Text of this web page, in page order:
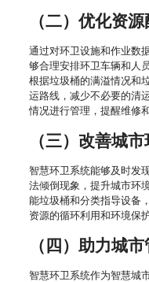
（二）优化资
通过对环卫设施和作业数
够合理安排环卫车辆和人
根据垃圾桶的满溢情况和
运路线，减少不必要的清
情况进行管理，提醒维修
（三）改善城
智慧环卫系统能够及时发
法倾倒现象，提升城市环
能垃圾桶和分类指导设备
资源的循环利用和环境保护
（四）助力城
智慧环卫系统作为智慧城